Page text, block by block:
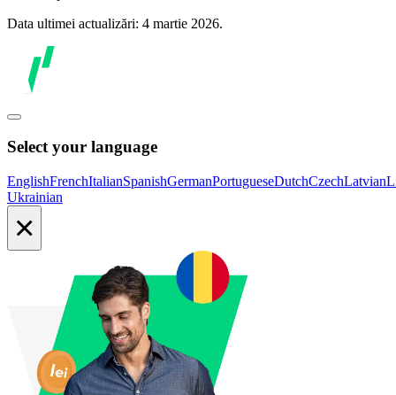
Data ultimei actualizări: 4 martie 2026.
Select your language
EnglishFrenchItalianSpanishGermanPortugueseDutchCzechLatvian
Ukrainian
×